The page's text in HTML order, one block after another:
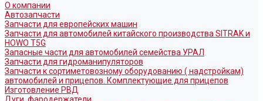
О компании
Автозапчасти
Запчасти для европейских машин
Запчасти для автомобилей китайского производства SITRAK и
HOWO T5G
Запасные части для автомобилей семейства УРАЛ
Запчасти для гидроманипуляторов
Запчасти к сортиметовозному оборудованию ( надстройкам)
автомобилей и прицепов. Комплектующие для прицепов
Изготовление РВД